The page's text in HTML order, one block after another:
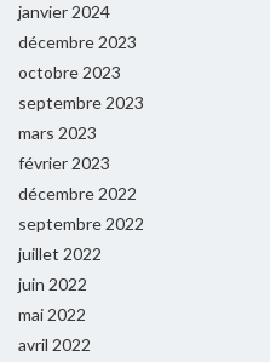
janvier 2024
décembre 2023
octobre 2023
septembre 2023
mars 2023
février 2023
décembre 2022
septembre 2022
juillet 2022
juin 2022
mai 2022
avril 2022